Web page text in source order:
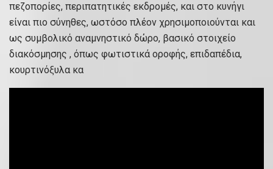
πεζοπορίες, περιπατητικές εκδρομές, και στο κυνήγι
είναι πιο σύνηθες, ωστόσο πλέον χρησιμοποιούνται και
ως συμβολικό αναμνηστικό δώρο, βασικό στοιχείο
διακόσμησης , όπως φωτιστικά οροφής, επιδαπέδια,
κουρτινόξυλα κα